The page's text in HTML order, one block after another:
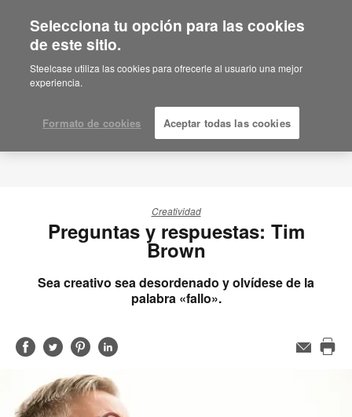
Creatividad
Preguntas y respuestas: Tim
Brown
Sea creativo sea desordenado y olvídese de la
palabra «fallo».
Compartir
Facebook
Compartir
Twitter
Compartir
Pinterest
Compartir
Linked-
in
Email
Selecciona tu opción para las cookies
de este sitio.
Steelcase utiliza las cookies para ofrecerle al usuario una mejor
experiencia.
Formato de cookies Aceptar todas las cookies